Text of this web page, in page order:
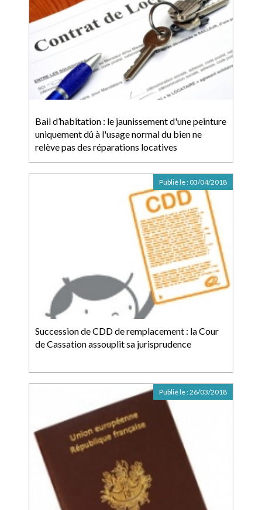
Bail d’habitation : le jaunissement d'une peinture
uniquement dû à l'usage normal du bien ne
relève pas des réparations locatives
Succession de CDD de remplacement : la Cour
de Cassation assouplit sa jurisprudence
Publié le : 03/04/2018
Publié le :26/03/2018